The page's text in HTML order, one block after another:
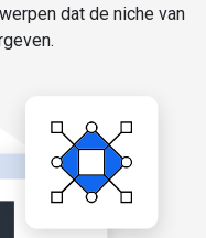
dat de niche van